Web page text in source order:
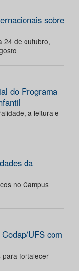
sobre
24 de outubro,
do Programa
a leitura e
da
no Campus
UFS com
para fortalecer